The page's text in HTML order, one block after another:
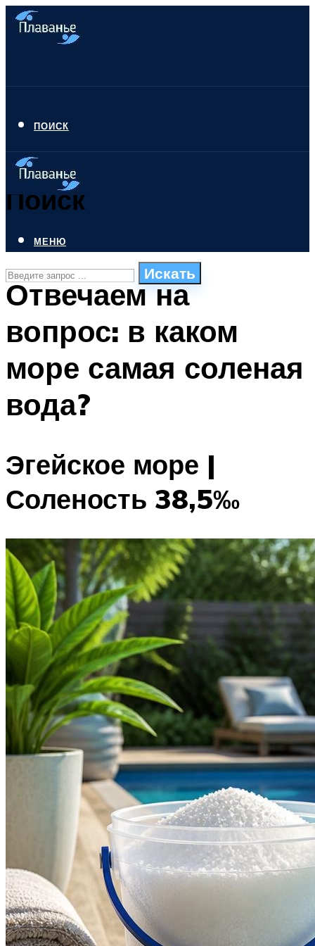
ПОИСК
Поиск
Искать
ПЛАВАНЬЕ ДЛЯ ДЕТЕЙ
БАССЕЙН ДЛЯ ДОМА
ОЧИСТКА БАССЕЙНОВ
МЕНЮ
Отвечаем на
вопрос: в каком
море самая соленая
вода?
Эгейское море |
Соленость 38,5‰